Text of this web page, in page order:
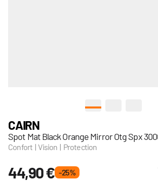
CAIRN
Spot Mat Black Orange Mirror Otg Spx
Confort | Vision | Protection
44,90 € - 25 %